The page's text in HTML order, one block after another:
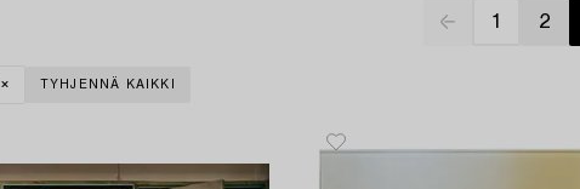
1 2
TYHJENNÄ KAIKKI